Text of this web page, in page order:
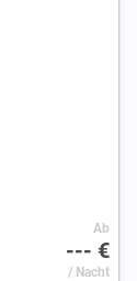
Ab
--- €
/ Nacht